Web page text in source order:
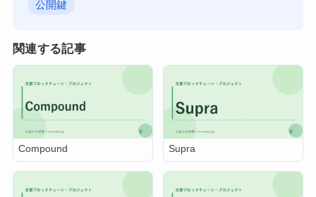
公開鍵
関連する記事
Compound Supra